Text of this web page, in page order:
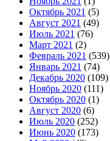
Октябрь 2021 (5)
Август 2021 (49)
Июль 2021 (76)
Март 2021 (2)
Февраль 2021 (539)
Январь 2021 (74)
Декабрь 2020 (109)
Ноябрь 2020 (111)
Октябрь 2020 (1)
Август 2020 (6)
Июль 2020 (252)
Июнь 2020 (173)